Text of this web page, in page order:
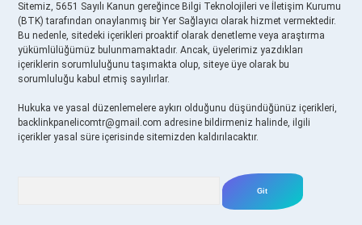
Sitemiz, 5651 Sayılı Kanun gereğince Bilgi Teknolojileri ve İletişim Kurumu
(BTK) tarafından onaylanmış bir Yer Sağlayıcı olarak hizmet vermektedir.
Bu nedenle, sitedeki içerikleri proaktif olarak denetleme veya araştırma
yükümlülüğümüz bulunmamaktadır. Ancak, üyelerimiz yazdıkları
içeriklerin sorumluluğunu taşımakta olup, siteye üye olarak bu
sorumluluğu kabul etmiş sayılırlar.
Hukuka ve yasal düzenlemelere aykırı olduğunu düşündüğünüz içerikleri,
backlinkpanelicomtr@gmail.com adresine bildirmeniz halinde, ilgili
içerikler yasal süre içerisinde sitemizden kaldırılacaktır.